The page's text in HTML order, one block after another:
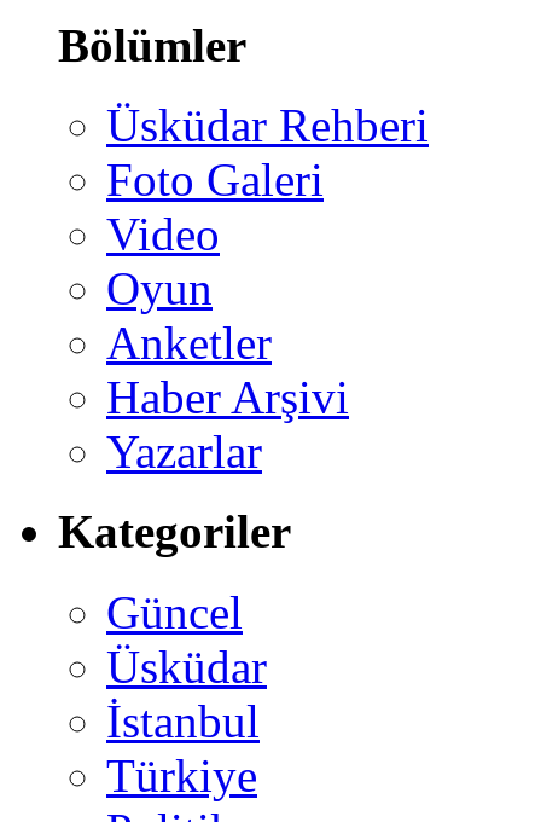
Bölümler
Üsküdar Rehberi
Foto Galeri
Video
Oyun
Anketler
Haber Arşivi
Yazarlar
Kategoriler
Güncel
Üsküdar
İstanbul
Türkiye